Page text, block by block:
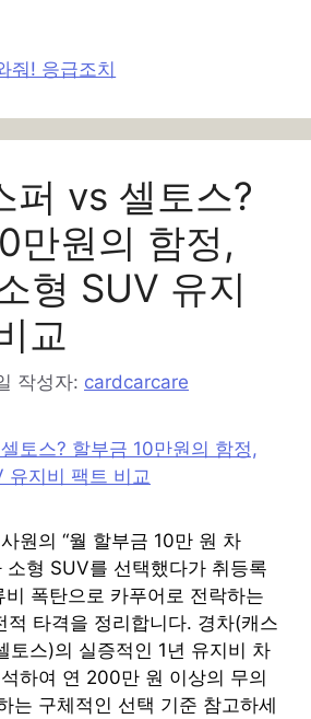
줘! 응급조치
퍼 vs 셀토스?
만원의 함정,
형 SUV 유지
교
작성자: cardcarcare
원의 “월 할부금 10만 원 차
소형 SUV를 선택했다가 취등록
폭탄으로 카푸어로 전락하는
적 타격을 정리합니다. 경차(캐스
토스)의 실증적인 1년 유지비 차
하여 연 200만 원 이상의 무의
는 구체적인 선택 기준 참고하세